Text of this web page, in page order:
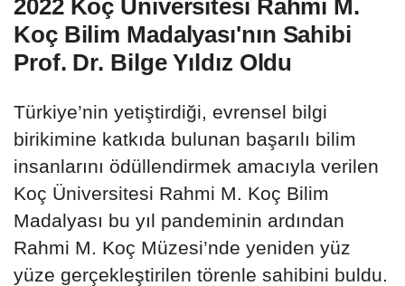
2022 Koç Üniversitesi Rahmi M.
Koç Bilim Madalyası'nın Sahibi
Prof. Dr. Bilge Yıldız Oldu
Türkiye’nin yetiştirdiği, evrensel bilgi
birikimine katkıda bulunan başarılı bilim
insanlarını ödüllendirmek amacıyla verilen
Koç Üniversitesi Rahmi M. Koç Bilim
Madalyası bu yıl pandeminin ardından
Rahmi M. Koç Müzesi’nde yeniden yüz
yüze gerçekleştirilen törenle sahibini buldu.